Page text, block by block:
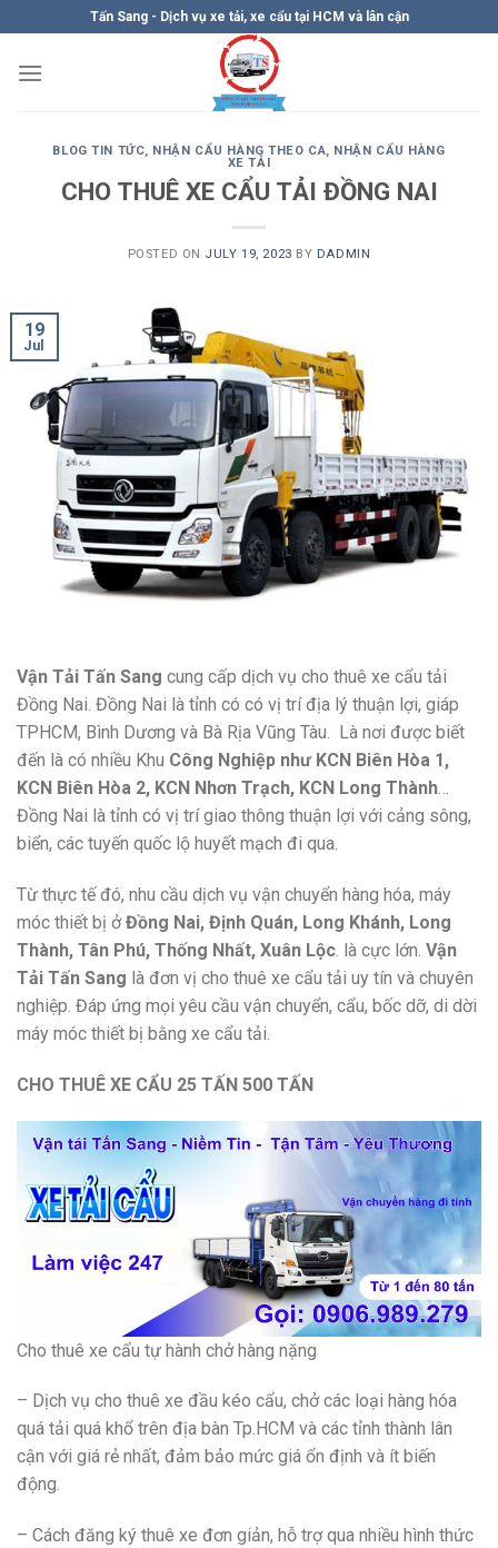
content
Tấn Sang - Dịch vụ xe tải, xe cẩu tại HCM và lân cận
BLOG TIN TỨC, NHẬN CẨU HÀNG THEO CA, NHẬN CẨU HÀNG
XE TẢI
CHO THUÊ XE CẨU TẢI ĐỒNG NAI
POSTED ON JULY 19, 2023 BY DADMIN
19
Jul
Vận Tải Tấn Sang cung cấp dịch vụ cho thuê xe cẩu tải
Đồng Nai. Đồng Nai là tỉnh có có vị trí địa lý thuận lợi, giáp
TPHCM, Bình Dương và Bà Rịa Vũng Tàu. Là nơi được biết
đến là có nhiều Khu Công Nghiệp như KCN Biên Hòa 1,
KCN Biên Hòa 2, KCN Nhơn Trạch, KCN Long Thành…
Đồng Nai là tỉnh có vị trí giao thông thuận lợi với cảng sông,
biển, các tuyến quốc lộ huyết mạch đi qua.
Từ thực tế đó, nhu cầu dịch vụ vận chuyển hàng hóa, máy
móc thiết bị ởĐồng Nai, Định Quán, Long Khánh, Long
Thành, Tân Phú, Thống Nhất, Xuân Lộc. là cực lớn. Vận
Tải Tấn Sang là đơn vị cho thuê xe cẩu tải uy tín và chuyên
nghiệp. Đáp ứng mọi yêu cầu vận chuyển, cẩu, bốc dỡ, di dời
máy móc thiết bị bằng xe cẩu tải.
CHO THUÊ XE CẨU 25 TẤN 500 TẤN
Cho thuê xe cẩu tự hành chở hàng nặng
– Dịch vụ cho thuê xe đầu kéo cẩu, chở các loại hàng hóa
quá tải quá khổ trên địa bàn Tp.HCM và các tỉnh thành lân
cận với giá rẻ nhất, đảm bảo mức giá ổn định và ít biến
động.
– Cách đăng ký thuê xe đơn giản, hỗ trợ qua nhiều hình thức